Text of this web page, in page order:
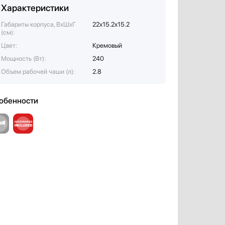
Характеристики
Габариты корпуса, ВxШxГ
(см):
22х15.2х15.2
Цвет:
Кремовый
Мощность (Вт):
240
Объем рабочей чаши (л):
2.8